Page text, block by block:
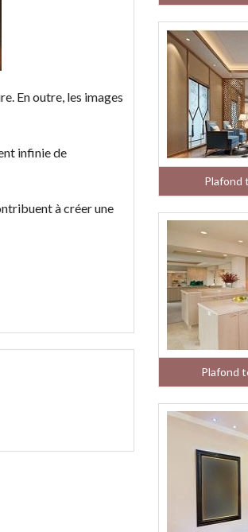
En outre, les images
infinie de
à créer une
Plafond
Plafond